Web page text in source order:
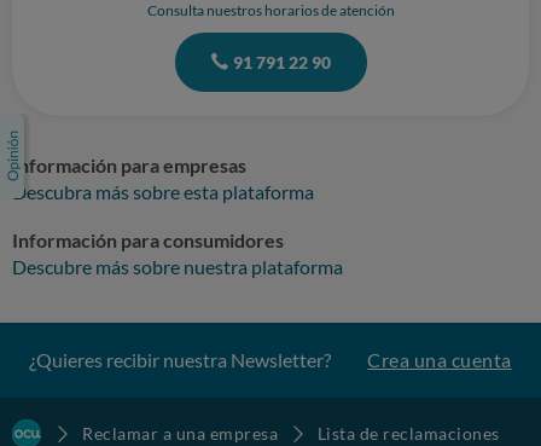
Consulta nuestros horarios de atención
91 791 22 90
Información para empresas
Descubra más sobre esta plataforma
Información para consumidores
Descubre más sobre nuestra plataforma
¿Quieres recibir nuestra Newsletter? Crea una cuenta
Reclamar a una empresa
Lista de reclamaciones